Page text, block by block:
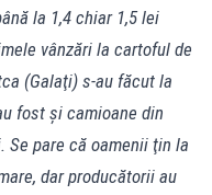
la 1,4 chiar 1,5 lei
vânzări la cartoful de
(Galaţi) s-au făcut la
fost şi camioane din
Se pare că oamenii ţin la
dar producătorii au